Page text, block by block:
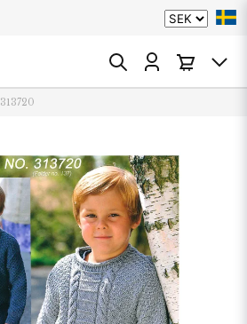
313720